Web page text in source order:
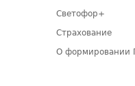
Светофор+
Страхование
О формировании